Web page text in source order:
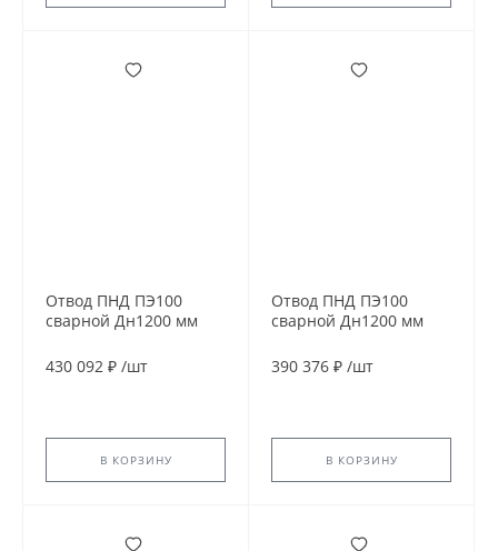
Отвод ПНД ПЭ100
сварной Дн1200 мм
430 092 ₽ /шт
В КОРЗИНУ
Отвод ПНД ПЭ100
сварной Дн1200 мм
390 376 ₽ /шт
В КОРЗИНУ